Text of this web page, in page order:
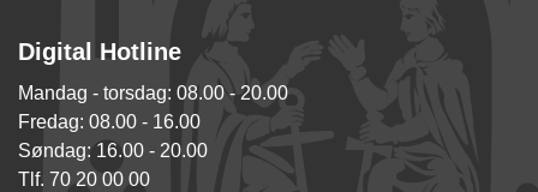
Digital Hotline
Mandag - torsdag: 08.00 - 20.00
Fredag: 08.00 - 16.00
Søndag: 16.00 - 20.00
Tlf. 70 20 00 00